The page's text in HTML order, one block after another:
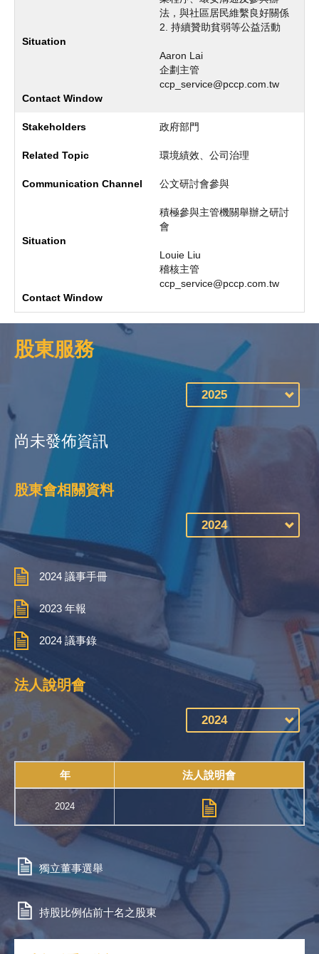
法，與社區居民維繫良好關係
2. 持續贊助貧弱等公益活動
Aaron Lai
企劃主管
ccp_service@pccp.com.tw
政府部門
環境績效、公司治理
公文研討會參與
積極參與主管機關舉辦之研討
會
Louie Liu
稽核主管
ccp_service@pccp.com.tw
股東服務
尚未發佈資訊
股東會相關資料
2024 議事手冊
2023 年報
2024 議事錄
法人說明會
年 法人說明會
2024
獨立董事選舉
持股比例佔前十名之股東​​​​​